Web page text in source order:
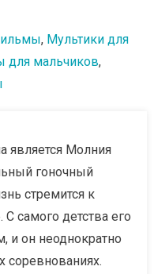
, Мультики для
для мальчиков,
является Молния
гоночный
стремится к
С самого детства его
и он неоднократно
соревнованиях.